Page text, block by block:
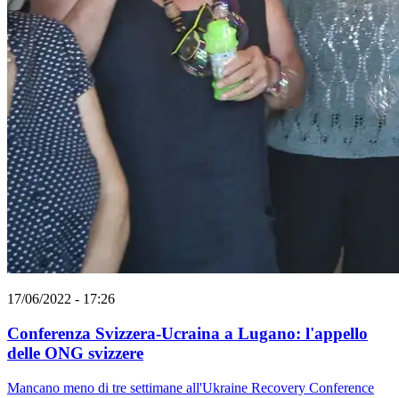
17/06/2022 - 17:26
Conferenza Svizzera-Ucraina a Lugano: l'appello
delle ONG svizzere
Mancano meno di tre settimane all'Ukraine Recovery Conference